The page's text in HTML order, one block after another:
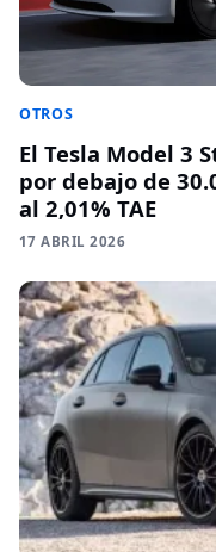
OTROS
El Tesla Model 3
por debajo de
al 2,01% TAE
17 ABRIL 2026